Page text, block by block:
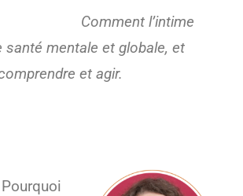
Comment l’intime
santé mentale et globale, et
et agir.